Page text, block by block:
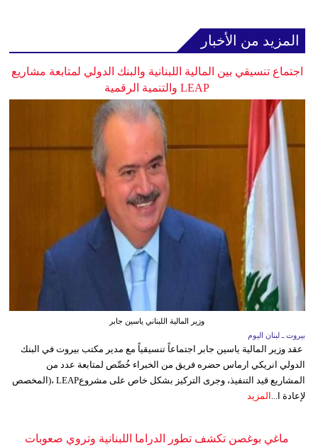
المزيد من الأخبار
اجتماع تنسيقي بين المالية اللبنانية والبنك الدولي لمتابعة مشاريع
LEAP والتنمية الرقمية
وزير المالية اللبناني ياسين جابر
بيروت ـ لبنان اليوم
عقد وزير المالية ياسين جابر اجتماعاً تنسيقياً مع مدير مكتب بيروت في البنك
الدولي انريكي ارماس حضره فريق من الخبراء خُصِّص لمتابعة عدد من
المشاريع قيد التنفيذ، وجرى التركيز بشكل خاص على مشروعLEAP ،(المخصص
لإعادة ا... المزيد
ماغي بوغصن تكشف تطور الدراما اللبنانية وتروي صعوبات